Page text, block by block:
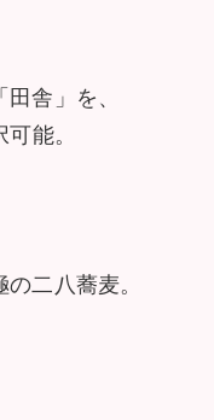
舎」を、
能。
二八蕎麦。